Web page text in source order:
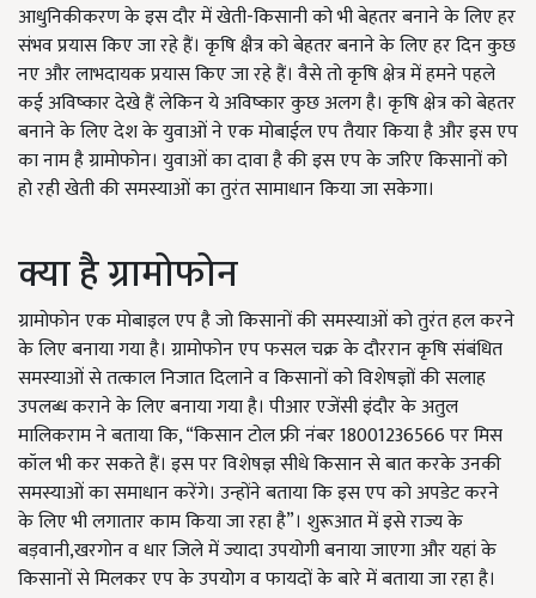
आधुनिकीकरण के इस दौर में खेती-किसानी को भी बेहतर बनाने के लिए हर
संभव प्रयास किए जा रहे हैं। कृषि क्षैत्र को बेहतर बनाने के लिए हर दिन कुछ
नए और लाभदायक प्रयास किए जा रहे हैं। वैसे तो कृषि क्षेत्र में हमने पहले
कई अविष्कार देखे हैं लेकिन ये अविष्कार कुछ अलग है। कृषि क्षेत्र को बेहतर
बनाने के लिए देश के युवाओं ने एक मोबाईल एप तैयार किया है और इस एप
का नाम है ग्रामोफोन। युवाओं का दावा है की इस एप के जरिए किसानों को
हो रही खेती की समस्याओं का तुरंत सामाधान किया जा सकेगा।
क्या है ग्रामोफोन
ग्रामोफोन एक मोबाइल एप है जो किसानों की समस्याओं को तुरंत हल करने
के लिए बनाया गया है। ग्रामोफोन एप फसल चक्र के दौररान कृषि संबंधित
समस्याओं से तत्काल निजात दिलाने व किसानों को विशेषज्ञों की सलाह
उपलब्ध कराने के लिए बनाया गया है। पीआर एजेंसी इंदौर के अतुल
मालिकराम ने बताया कि, “किसान टोल फ्री नंबर 18001236566 पर मिस
कॉल भी कर सकते हैं। इस पर विशेषज्ञ सीधे किसान से बात करके उनकी
समस्याओं का समाधान करेंगे। उन्होंने बताया कि इस एप को अपडेट करने
के लिए भी लगातार काम किया जा रहा है”। शुरूआत में इसे राज्य के
बड़वानी,खरगोन व धार जिले में ज्यादा उपयोगी बनाया जाएगा और यहां के
किसानों से मिलकर एप के उपयोग व फायदों के बारे में बताया जा रहा है।